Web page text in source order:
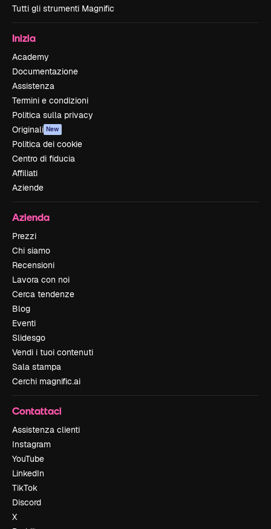
Tutti gli strumenti Magnific
Inizia
Academy
Documentazione
Assistenza
Termini e condizioni
Politica sulla privacy
Originali New
Politica dei cookie
Centro di fiducia
Affiliati
Aziende
Azienda
Prezzi
Chi siamo
Recensioni
Lavora con noi
Cerca tendenze
Blog
Eventi
Slidesgo
Vendi i tuoi contenuti
Sala stampa
Cerchi magnific.ai
Contattaci
Assistenza clienti
Instagram
YouTube
LinkedIn
TikTok
Discord
X